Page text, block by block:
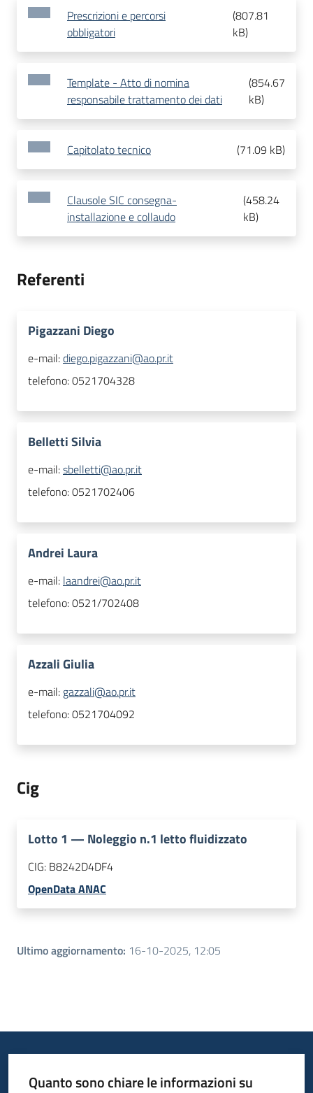
Prescrizioni e percorsi
obbligatori
(807.81
kB)
Template - Atto di nomina
responsabile trattamento dei dati
(854.67
kB)
Capitolato tecnico (71.09 kB)
Clausole SIC consegna-
installazione e collaudo
(458.24
kB)
Referenti
Pigazzani Diego
e-mail:diego.pigazzani@ao.pr.it
telefono:0521704328
Belletti Silvia
e-mail:sbelletti@ao.pr.it
telefono:0521702406
Andrei Laura
e-mail: laandrei@ao.pr.it
telefono:0521/702408
Azzali Giulia
e-mail: gazzali@ao.pr.it
telefono:0521704092
Cig
Lotto 1 — Noleggio n.1 letto fluidizzato
CIG: B8242D4DF4
OpenData ANAC
Ultimo aggiornamento: 16-10-2025, 12:05
Quanto sono chiare le informazioni su